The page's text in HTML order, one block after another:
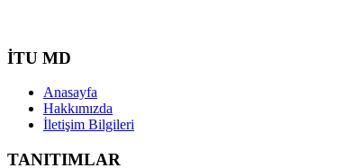
İTU MD
Anasayfa
Hakkımızda
İletişim Bilgileri
TANITIMLAR